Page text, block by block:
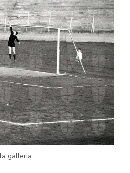
galleria